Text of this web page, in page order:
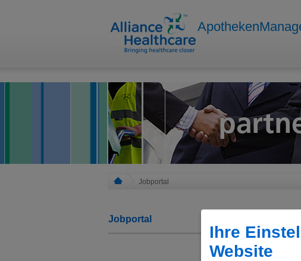
Jobportal
Jobportal
Ihre
Website